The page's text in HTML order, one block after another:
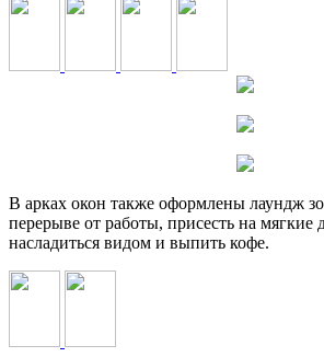
В арках окон также оформлены лаундж
перерыве от работы, присесть на мягкие
насладиться видом и выпить кофе.